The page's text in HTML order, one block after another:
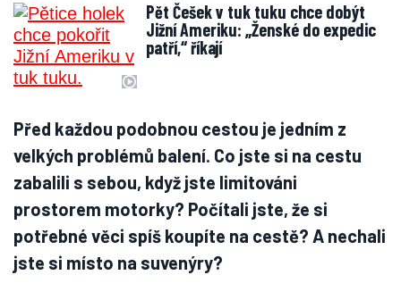
Pět Češek v tuk tuku chce dobýt
Jižní Ameriku: „Ženské do expedic
patří,“ říkají
Před každou podobnou cestou je jedním z
velkých problémů balení. Co jste si na cestu
zabalili s sebou, když jste limitováni
prostorem motorky? Počítali jste, že si
potřebné věci spíš koupíte na cestě? A nechali
jste si místo na suvenýry?